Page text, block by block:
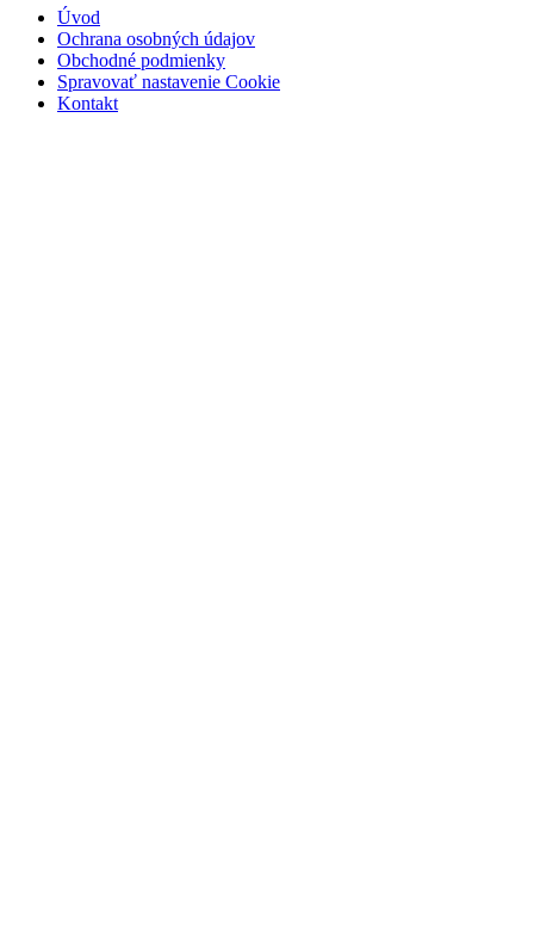
Úvod
Ochrana osobných údajov
Obchodné podmienky
Spravovať nastavenie Cookie
Kontakt